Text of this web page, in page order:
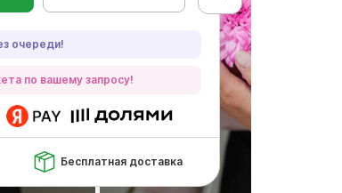
очереди!
по вашему запросу!
Бесплатная доставка